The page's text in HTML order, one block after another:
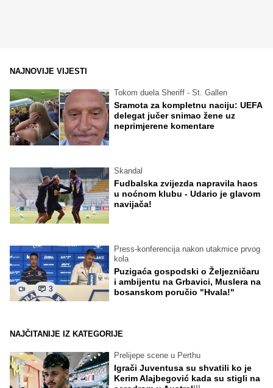
NAJNOVIJE VIJESTI
Tokom duela Sheriff - St. Gallen
Sramota za kompletnu naciju: UEFA
delegat jučer snimao žene uz
neprimjerene komentare
Skandal
Fudbalska zvijezda napravila haos
u noćnom klubu - Udario je glavom
navijača!
3
Press-konferencija nakon utakmice prvog
kola
Puzigaća gospodski o Željezničaru
i ambijentu na Grbavici, Muslera na
bosanskom poručio "Hvala!"
NAJČITANIJE IZ KATEGORIJE
Prelijepe scene u Perthu
Igrači Juventusa su shvatili ko je
Kerim Alajbegović kada su stigli na